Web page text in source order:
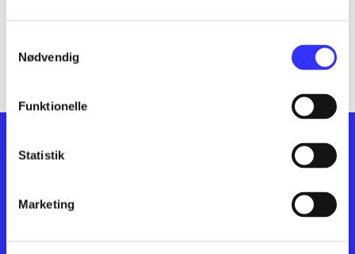
Nødvendig
Funktionelle
Statistik
Marketing
lorem ipsum dolor sit amet ...